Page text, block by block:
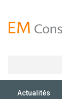
Actualités